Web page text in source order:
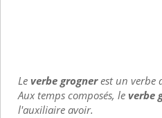
Leverbe grognerest un verbe
Aux temps composés, leverbe
l'auxiliaire avoir.